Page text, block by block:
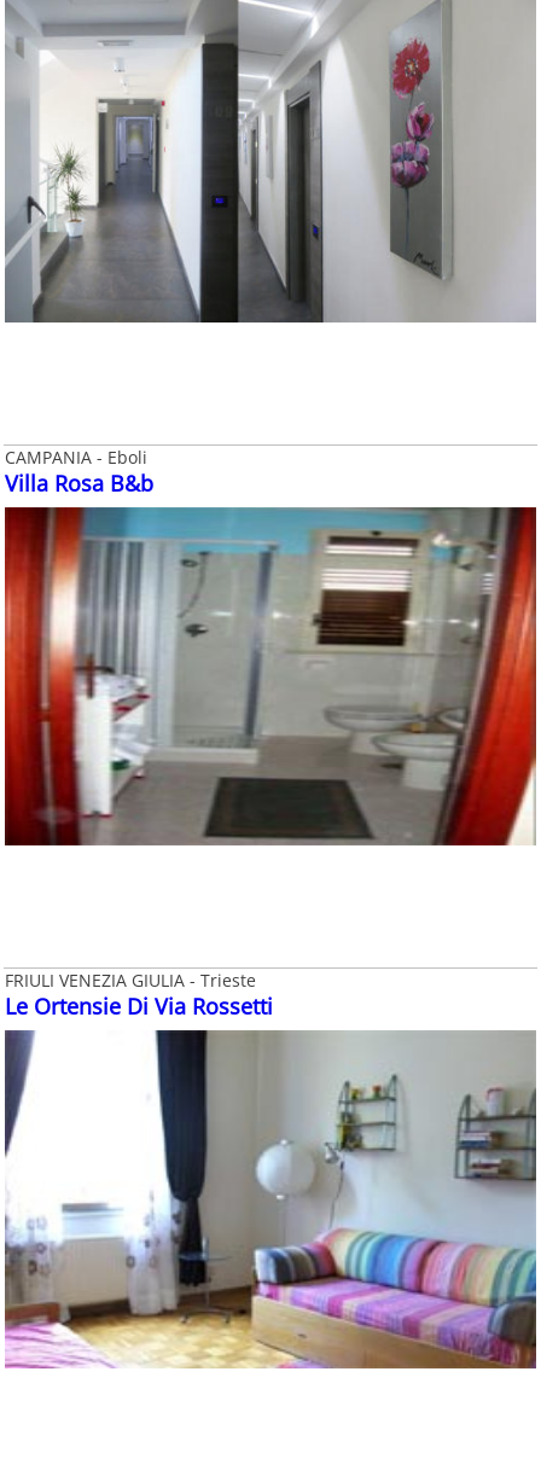
CAMPANIA - Eboli
Villa Rosa B&b
FRIULI VENEZIA GIULIA - Trieste
Le Ortensie Di Via Rossetti